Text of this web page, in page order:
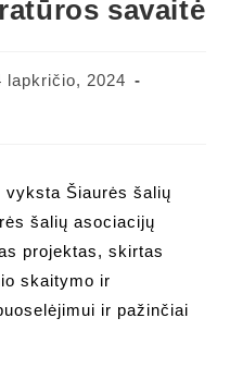
savaitė
lapkričio, 2024
vyksta Šiaurės šalių
šalių asociacijų
projektas, skirtas
skaitymo ir
ir pažinčiai